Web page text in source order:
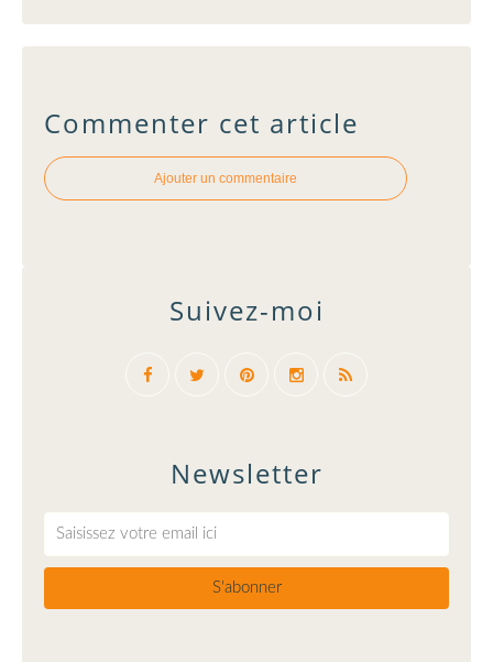
Commenter cet article
Ajouter un commentaire
Newsletter
Suivez-moi